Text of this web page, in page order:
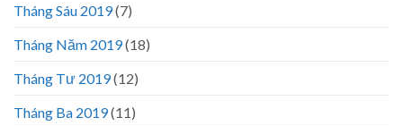
Tháng Sáu 2019(7)
Tháng Năm 2019(18)
Tháng Tư 2019(12)
Tháng Ba 2019(11)